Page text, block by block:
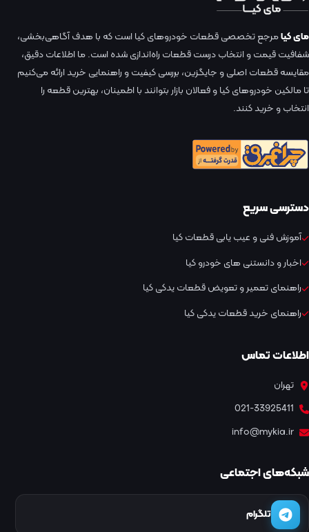
مای کیامرجع تخصصی قطعات خودروهای کیا است که با هدف آگاهی‌بخشی،
شفافیت قیمت و انتخاب درست قطعات راه‌اندازی شده است. ما اطلاعات دقیق،
مقایسه قطعات اصلی و جایگزین، بررسی کیفیت و راهنمایی خرید ارائه می‌کنیم
تا مالکین خودروهای کیا و فعالان بازار بتوانند با اطمینان، بهترین قطعه را
انتخاب و خرید کنند.
دسترسی سریع
آموزش فنی و عیب یابی قطعات کیا
اخبار و دانستنی های خودرو کیا
راهنمای تعمیر و تعویض قطعات یدکی کیا
راهنمای خرید قطعات یدکی کیا
اطلاعات تماس
تهران
021-33925411
info@mykia.ir
شبکه‌های اجتماعی
تلگرام